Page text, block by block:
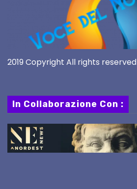
2019 Copyright All rights reserved
In Collaborazione Con :